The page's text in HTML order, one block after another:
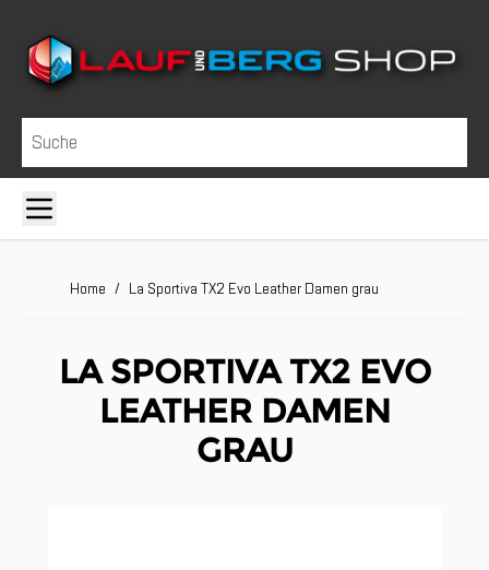
Suche
Home / La Sportiva TX2 Evo Leather Damen grau
LA SPORTIVA TX2 EVO
LEATHER DAMEN
GRAU